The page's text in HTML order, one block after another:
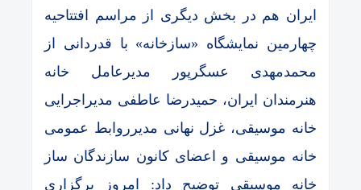
ایران هم در بخش دیگری از مراسم افتتاحیه
چهارمین نمایشگاه «سازخانه» با قدردانی از
محمدمهدی عسگرپور مدیرعامل خانه
هنرمندان ایران، حمیدرضا عاطفی مدیراجرایی
خانه موسیقی، غزل نهانی مدیرروابط عمومی
خانه موسیقی و اعضای کانون سازندگان ساز
خانه موسیقی توضیح داد: امروز برگزاری